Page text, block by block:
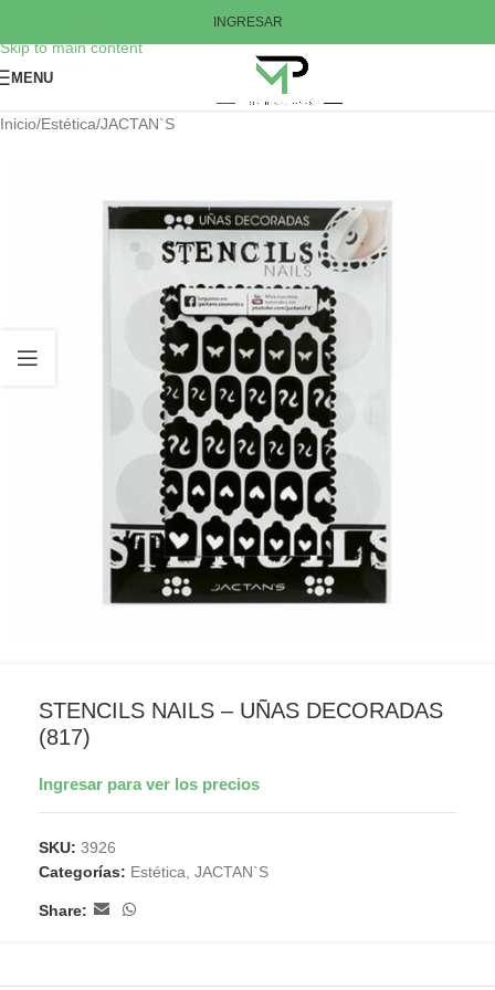
Skip to main content
INGRESAR
MENU
Inicio/Estética/JACTAN`S
STENCILS NAILS – UÑAS DECORADAS
(817)
Ingresar para ver los precios
SKU: 3926
Categorías: Estética JACTAN`S
Share: